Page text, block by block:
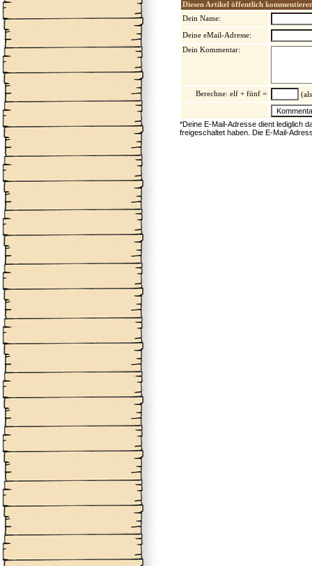
Diesen Artikel öffentlich
Dein Name:
Deine eMail-Adresse:
Dein Kommentar:
Berechne: elf + fünf =
*Deine E-Mail-Adresse dient lediglich
freigeschaltet haben. Die E-Mail-